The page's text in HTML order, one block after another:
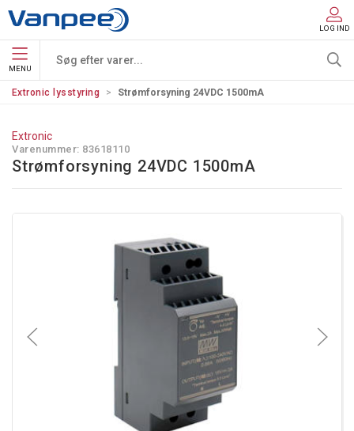
LOG IND
MENU
Extronic lysstyring Strømforsyning 24VDC 1500mA
Extronic
Varenummer: 83618110
Strømforsyning 24VDC 1500mA